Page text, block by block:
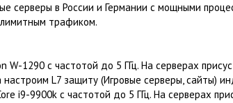
серверы в России и Германии с мощными
трафиком.
1290 с частотой до 5 ГГц. На серверах
L7 защиту (Игровые серверы, сайты)
i9-9900k с частотой до 5 ГГц. На серверах